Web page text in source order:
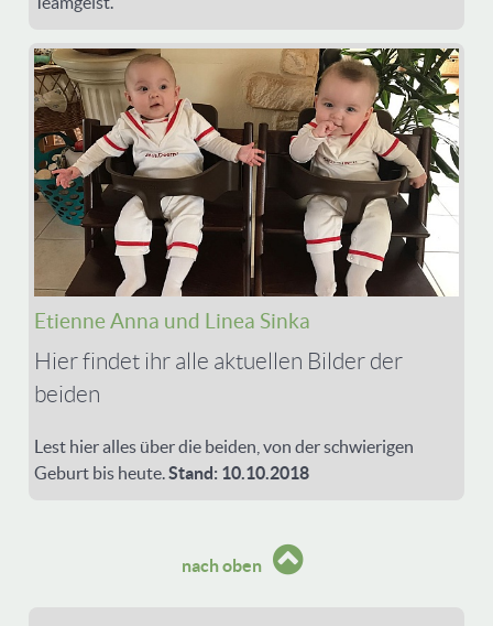
Etienne Anna und Linea Sinka
Hier findet ihr alle aktuellen Bilder der
beiden
Lest hier alles über die beiden, von der schwierigen
Geburt bis heute.Stand: 10.10.2018
nach oben